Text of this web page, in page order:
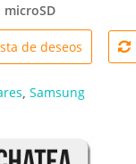
microSD
de deseos
Samsung